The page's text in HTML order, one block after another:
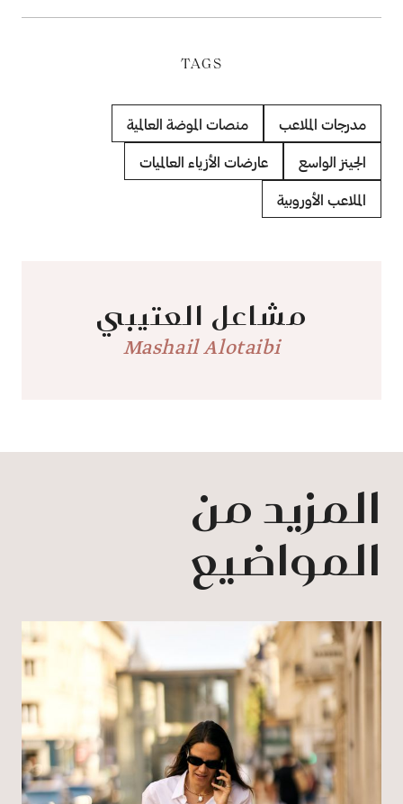
TAGS
مدرجات الملاعب منصات الموضة العالمية
الجينز الواسع عارضات الأزياء العالميات
الملاعب الأوروبية
مشاعل العتيبي
Mashail Alotaibi
المزيد من
المواضيع